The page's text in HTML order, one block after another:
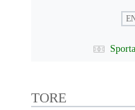
TORE